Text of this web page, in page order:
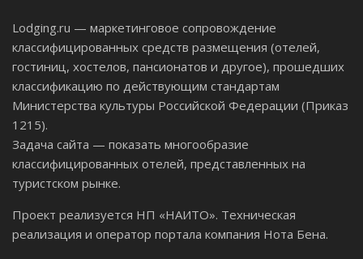
Lodging.ru — маркетинговое сопровождение
классифицированных средств размещения (отелей,
гостиниц, хостелов, пансионатов и другое), прошедших
классификацию по действующим стандартам
Министерства культуры Российской Федерации (Приказ
1215).
Задача сайта — показать многообразие
классифицированных отелей, представленных на
туристском рынке.
Проект реализуется НП «НАИТО». Техническая
реализация и оператор портала компания Нота Бена.